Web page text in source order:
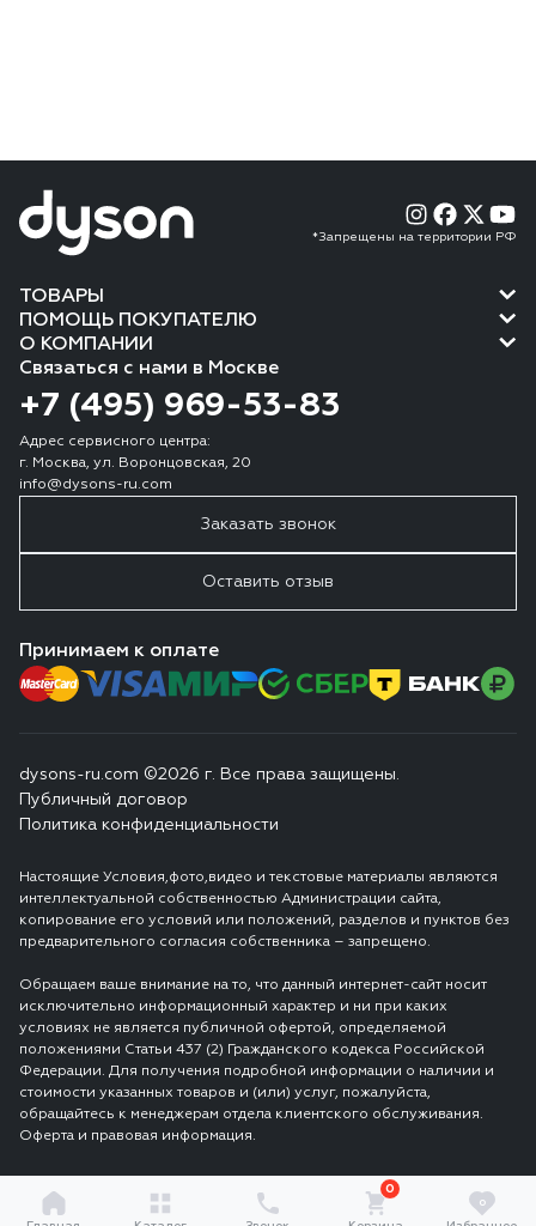
*Запрещены на территории РФ
ТОВАРЫ
ПОМОЩЬ ПОКУПАТЕЛЮ
О КОМПАНИИ
Связаться с нами в Москве
+7 (495) 969-53-83
Адрес сервисного центра:
г. Москва, ул. Воронцовская, 20
info@dysons-ru.com
Заказать звонок
Оставить отзыв
Принимаем к оплате
dysons-ru.com ©2026 г. Все права защищены.
Публичный договор
Политика конфиденциальности
Настоящие Условия,фото,видео и текстовые материалы являются
интеллектуальной собственностью Администрации сайта,
копирование его условий или положений, разделов и пунктов без
предварительного согласия собственника – запрещено.
Обращаем ваше внимание на то, что данный интернет-сайт носит
исключительно информационный характер и ни при каких
условиях не является публичной офертой, определяемой
положениями Статьи 437 (2) Гражданского кодекса Российской
Федерации. Для получения подробной информации о наличии и
стоимости указанных товаров и (или) услуг, пожалуйста,
обращайтесь к менеджерам отдела клиентского обслуживания.
Оферта и правовая информация.
0
0